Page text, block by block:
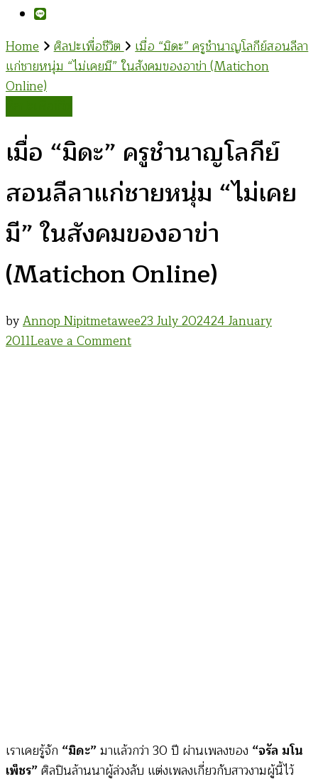
Home ศิลปะเพื่อชีวิต เมื่อ “มิดะ” ครูชำนาญโลกีย์สอนลีลา
แก่ชายหนุ่ม “ไม่เคยมี” ในสังคมของอาข่า (Matichon
Online)
เมื่อ “มิดะ” ครูชำนาญโลกีย์
สอนลีลาแก่ชายหนุ่ม “ไม่เคย
มี” ในสังคมของอาข่า
(Matichon Online)
byAnnop Nipitmetawee23 July 202424 January
2011Leave a Commenton
เราเคยรู้จัก “มิดะ”มาแล้วกว่า 30 ปี ผ่านเพลงของ “จรัล มโน
เพ็ชร”ศิลปินล้านนาผู้ล่วงลับ แต่งเพลงเกี่ยวกับสาวงามผู้นี้ไว้